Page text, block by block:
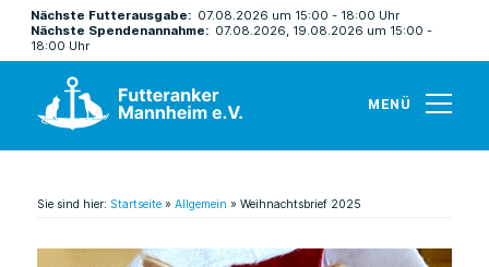
Nächste Futterausgabe: 07.08.2026 um 15:00 - 18:00 Uhr
Nächste Spendenannahme: 07.08.2026, 19.08.2026 um 15:00 -
18:00 Uhr
MENÜ
Sie sind hier: Startseite» Allgemein » Weihnachtsbrief 2025